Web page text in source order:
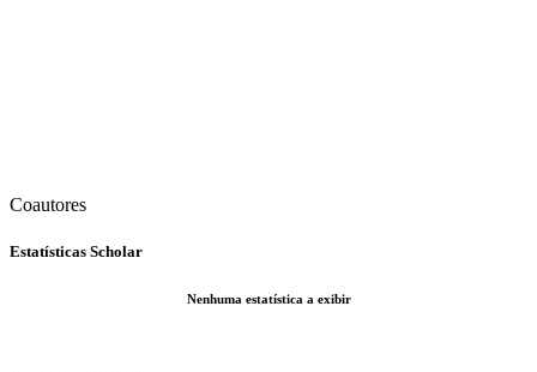
Coautores
Estatísticas Scholar
Nenhuma estatística a exibir